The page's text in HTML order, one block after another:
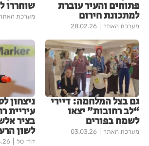
פתוחים והעיר עוברת
למתכונת חירום
מערכת האתר 28.02.26
שוחררו
מערכת האתר
גם בצל המלחמה: דיירי
“לב רחובות” יצאו
לשמח בפורים
מערכת האתר 03.03.26
ניצחון
עיריית
בציר
לשון
דודי טל